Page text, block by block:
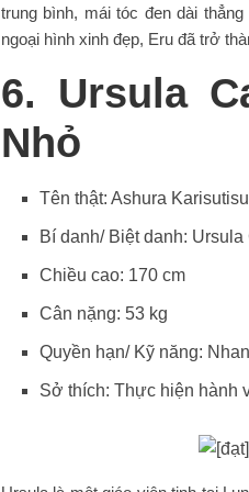
trung bình, mái tóc đen dài
ngoại hình xinh đẹp, Eru đã trở
6. Ursula
Nhỏ
Tên thật: Ashura Karisutisu
Bí danh/ Biệt danh:
Chiều cao: 170 cm
Cân nặng: 53 kg
Quyền hạn/ Kỹ năng:
Sở thích: Thực hiện hành